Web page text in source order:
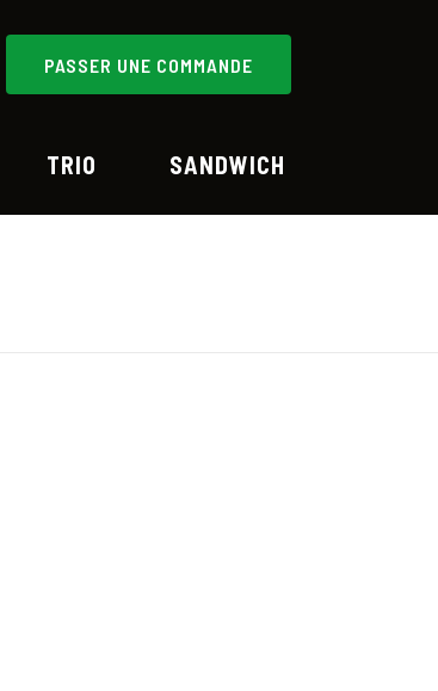
PASSER UNE COMMANDE
TRIO SANDWICH